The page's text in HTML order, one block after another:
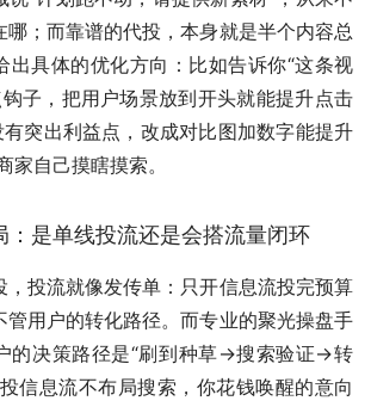
哪；而靠谱的代投，本身就是半个内容总
出具体的优化方向：比如告诉你“这条视
子，把用户场景放到开头就能提升点击
有突出利益点，改成对比图加数字能提升
家自己摸瞎摸索。
：是单线投流还是会搭流量闭环
，投流就像发传单：只开信息流投完预算
管用户的转化路径。而专业的聚光操盘手
的决策路径是“刷到种草→搜索验证→转
信息流不布局搜索，你花钱唤醒的意向